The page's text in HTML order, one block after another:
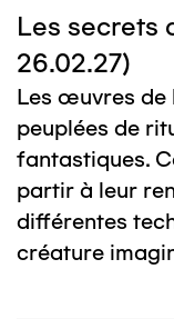
Les secrets
26.02.27)
Les œuvres de
peuplées de
fantastiques.
partir à leur
différentes
créature